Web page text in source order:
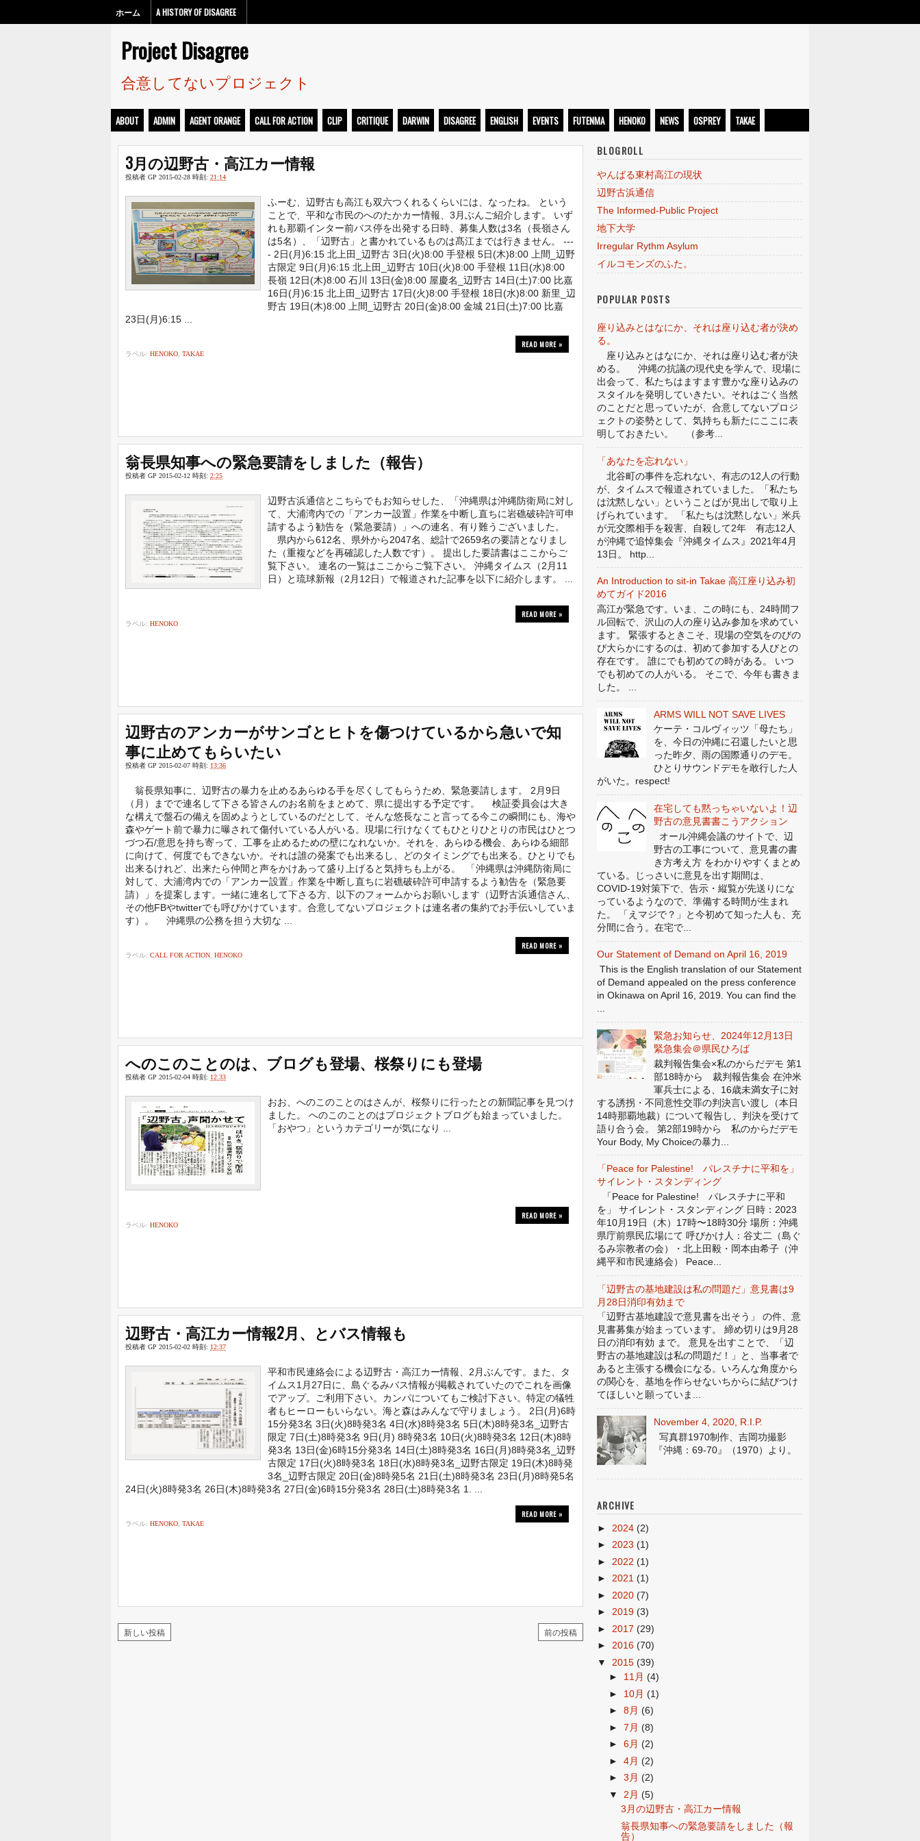
ホーム A HISTORY OF DISAGREE
Project Disagree
合意してないプロジェクト
ABOUT ADMIN AGENT ORANGE CALL FOR ACTION CLIP CRITIQUE DARWIN DISAGREE ENGLISH EVENTS FUTENMA HENOKO NEWS OSPREY TAKAE
3月の辺野古・高江カー情報
投稿者 GP 2015-02-28 時刻: 21:14
ふーむ、辺野古も高江も双六つくれるくらいには、なったね。 という
ことで、平和な市民のへのたかカー情報、3月ぶんご紹介します。 いず
れも那覇インター前バス停を出発する日時、募集人数は3名（長嶺さん
は5名）、「辺野古」と書かれているものは髙江までは行きません。 ---
- 2日(月)6:15 北上田_辺野古 3日(火)8:00 手登根 5日(木)8:00 上間_辺野
古限定 9日(月)6:15 北上田_辺野古 10日(火)8:00 手登根 11日(水)8:00
長嶺 12日(木)8:00 石川 13日(金)8:00 屋慶名_辺野古 14日(土)7:00 比嘉
16日(月)6:15 北上田_辺野古 17日(火)8:00 手登根 18日(水)8:00 新里_辺
野古 19日(木)8:00 上間_辺野古 20日(金)8:00 金城 21日(土)7:00 比嘉
23日(月)6:15 ...
READ MORE »
ラベル: HENOKO TAKAE
翁長県知事への緊急要請をしました（報告）
投稿者 GP 2015-02-12 時刻: 2:25
辺野古浜通信とこちらでもお知らせした、「沖縄県は沖縄防衛局に対し
て、大浦湾内での「アンカー設置」作業を中断し直ちに岩礁破砕許可申
請するよう勧告を（緊急要請）」への連名、有り難うございました。
県内から612名、県外から2047名、総計で2659名の要請となりまし
た（重複などを再確認した人数です）。 提出した要請書はここからご
覧下さい。 連名の一覧はここからご覧下さい。 沖縄タイムス（2月11
日）と琉球新報（2月12日）で報道された記事を以下に紹介します。 ...
READ MORE »
ラベル: HENOKO
辺野古のアンカーがサンゴとヒトを傷つけているから急いで知
事に止めてもらいたい
投稿者 GP 2015-02-07 時刻: 13:36
翁長県知事に、辺野古の暴力を止めるあらゆる手を尽くしてもらうため、緊急要請します。 2月9日
（月）までで連名して下さる皆さんのお名前をまとめて、県に提出する予定です。 検証委員会は大き
な構えで盤石の備えを固めようとしているのだとして、そんな悠長なこと言ってる今この瞬間にも、海や
森やゲート前で暴力に曝されて傷付いている人がいる。現場に行けなくてもひとりひとりの市民はひとつ
づつ石/意思を持ち寄って、工事を止めるための壁になれないか。それを、あらゆる機会、あらゆる細部
に向けて、何度でもできないか。それは誰の発案でも出来るし、どのタイミングでも出来る。ひとりでも
出来るけれど、出来たら仲間と声をかけあって盛り上げると気持ちも上がる。 「沖縄県は沖縄防衛局に
対して、大浦湾内での「アンカー設置」作業を中断し直ちに岩礁破砕許可申請するよう勧告を（緊急要
請）」を提案します。一緒に連名して下さる方、以下のフォームからお願いします（辺野古浜通信さん、
その他FBやtwitterでも呼びかけています。合意してないプロジェクトは連名者の集約でお手伝いしていま
す）。 沖縄県の公務を担う大切な ...
READ MORE »
ラベル: CALL FOR ACTION HENOKO
へのこのことのは、ブログも登場、桜祭りにも登場
投稿者 GP 2015-02-04 時刻: 12:33
おお、へのこのことのはさんが、桜祭りに行ったとの新聞記事を見つけ
ました。 へのこのことのはプロジェクトブログも始まっていました。
「おやつ」というカテゴリーが気になり ...
READ MORE »
ラベル: HENOKO
辺野古・高江カー情報2月、とバス情報も
投稿者 GP 2015-02-02 時刻: 12:37
平和市民連絡会による辺野古・高江カー情報、2月ぶんです。また、タ
イムス1月27日に、島ぐるみバス情報が掲載されていたのでこれを画像
でアップ。ご利用下さい。カンパについてもご検討下さい。特定の犠牲
者もヒーローもいらない。海と森はみんなで守りましょう。 2日(月)6時
15分発3名 3日(火)8時発3名 4日(水)8時発3名 5日(木)8時発3名_辺野古
限定 7日(土)8時発3名 9日(月) 8時発3名 10日(火)8時発3名 12日(木)8時
発3名 13日(金)6時15分発3名 14日(土)8時発3名 16日(月)8時発3名_辺野
古限定 17日(火)8時発3名 18日(水)8時発3名_辺野古限定 19日(木)8時発
3名_辺野古限定 20日(金)8時発5名 21日(土)8時発3名 23日(月)8時発5名
24日(火)8時発3名 26日(木)8時発3名 27日(金)6時15分発3名 28日(土)8時発3名 1. ...
READ MORE »
ラベル: HENOKO TAKAE
新しい投稿 前の投稿
BLOGROLL
やんばる東村高江の現状
辺野古浜通信
The Informed-Public Project
地下大学
Irregular Rythm Asylum
イルコモンズのふた。
POPULAR POSTS
座り込みとはなにか、それは座り込む者が決め
る。
座り込みとはなにか、それは座り込む者が決
める。 沖縄の抗議の現代史を学んで、現場に
出会って、私たちはますます豊かな座り込みの
スタイルを発明していきたい。それはごく当然
のことだと思っていたが、合意してないプロジ
ェクトの姿勢として、気持ちも新たにここに表
明しておきたい。 （参考...
「あなたを忘れない」
北谷町の事件を忘れない、有志の12人の行動
が、タイムスで報道されていました。「私たち
は沈黙しない」ということばが見出しで取り上
げられています。 「私たちは沈黙しない」米兵
が元交際相手を殺害、自殺して2年 有志12人
が沖縄で追悼集会『沖縄タイムス』2021年4月
13日。 http...
An Introduction to sit-in Takae 高江座り込み初
めてガイド2016
高江が緊急です。いま、この時にも、24時間フ
ル回転で、沢山の人の座り込み参加を求めてい
ます。 緊張するときこそ、現場の空気をのびの
び大らかにするのは、初めて参加する人びとの
存在です。 誰にでも初めての時がある。 いつ
でも初めての人がいる。 そこで、今年も書きま
した。 ...
ARMS WILL NOT SAVE LIVES
ケーテ・コルヴィッツ「母たち」
を、今日の沖縄に召還したいと思
った昨夕、雨の国際通りのデモ。
ひとりサウンドデモを敢行した人
がいた。respect!
在宅しても黙っちゃいないよ！辺
野古の意見書書こうアクション
オール沖縄会議のサイトで、辺
野古の工事について、意見書の書
き方考え方 をわかりやすくまとめ
ている。じっさいに意見を出す期間は、
COVID-19対策下で、告示・縦覧が先送りにな
っているようなので、準備する時間が生まれ
た。 「えマジで？」と今初めて知った人も、充
分間に合う。在宅で...
Our Statement of Demand on April 16, 2019
This is the English translation of our Statement
of Demand appealed on the press conference
in Okinawa on April 16, 2019. You can find the
緊急お知らせ、2024年12月13日
緊急集会＠県民ひろば
裁判報告集会×私のからだデモ 第1
部18時から 裁判報告集会 在沖米
軍兵士による、16歳未満女子に対
する誘拐・不同意性交罪の判決言い渡し（本日
14時那覇地裁）について報告し、判決を受けて
語り合う会。 第2部19時から 私のからだデモ
Your Body, My Choiceの暴力...
「Peace for Palestine! パレスチナに平和を」
サイレント・スタンディング
「Peace for Palestine! パレスチナに平和
を」 サイレント・スタンディング 日時：2023
年10月19日（木）17時〜18時30分 場所：沖縄
県庁前県民広場にて 呼びかけ人：谷丈二（島ぐ
るみ宗教者の会）・北上田毅・岡本由希子（沖
縄平和市民連絡会） Peace...
「辺野古の基地建設は私の問題だ」意見書は9
月28日消印有効まで
「辺野古基地建設で意見書を出そう」 の件、意
見書募集が始まっています。 締め切りは9月28
日の消印有効 まで。 意見を出すことで、「辺
野古の基地建設は私の問題だ！」と、当事者で
あると主張する機会になる。いろんな角度から
の関心を、基地を作らせないちからに結びつけ
てほしいと願っていま...
November 4, 2020, R.I.P.
写真群1970制作、吉岡功撮影
『沖縄：69-70』（1970）より。
ARCHIVE
► 2024 (2)
► 2023 (1)
► 2022 (1)
► 2021 (1)
► 2020 (7)
► 2019 (3)
► 2017 (29)
► 2016 (70)
▼
2015 (39)
► 11月 (4)
► 10月 (1)
► 8月 (6)
► 7月 (8)
► 6月 (2)
► 4月 (2)
► 3月 (2)
▼
2月 (5)
3月の辺野古・高江カー情報
翁長県知事への緊急要請をしました（報
告）